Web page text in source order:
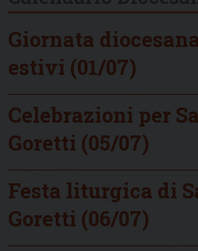
Giornata
estivi (01/07)
Celebrazioni per
Goretti (05/07)
Festa liturgica di
Goretti (06/07)